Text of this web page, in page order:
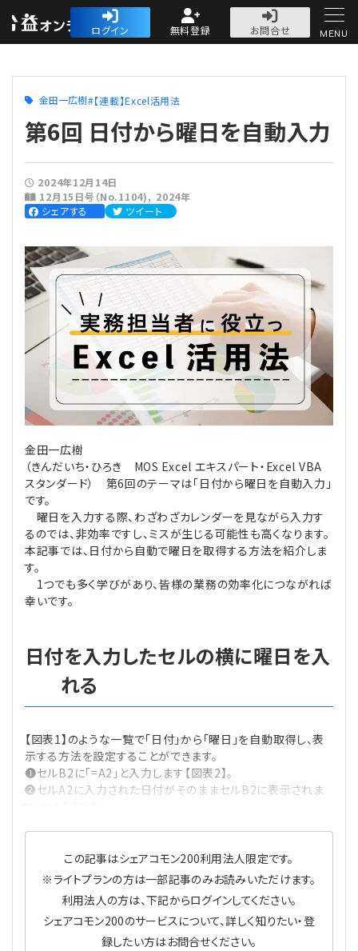
公益・一般法人オ
ログイン 無料登録
お問合せ
人気記事
法人運営
理事会
評議員会・社員総会
理事・監事
登記関連
定款関連
法改正-法人運営
会計・税務
会計・税務
定期提出書類
会計処理
税務
インボイス
電子帳簿保存法
労務
労務
労務管理
法改正-労務
法務
個人情報
法改正-法務
資産運用
IT
連載
論壇
カレンダー
NEWS・TOPIC・特報
【連載】オピニオンリーダーのnote
【連載】会計相談室
【連載】公益法人運営実務の処方箋
【連載】公益法人会計検定試験一問一答
【連載】公益法人制度のリアル
【連載】これからの時代の資産運用
【連載】採用・定着・育成のための人事戦略
【連載】事例に学ぶ立入検査で想定される指摘事項
【連載】シェアコモン200インタビュー
【連載】シェアコモン200 誌上相談室
【連載】実務と税務のポイント
【連載】事務局だよりPLUS
【連載】悩みと向き合う経営学
【連載】非営利法人AtoZei
【連載】労務管理の歩き方
無料記事
公益・一般法人オンラインとは
登録案内
専門誌一覧
お問合せ
MENU
金田一広樹 【連載】Excel活用法
第6回 日付から曜日を自動入力
2024年12月14日
12月15日号（No.1104)
2024年
シェアする
ツイート
金田一広樹
（きんだいち・ひろき MOS Excel エキスパート・Excel VBA
スタンダード） 第6回のテーマは「日付から曜日を自動入力」
です。
曜日を入力する際、わざわざカレンダーを見ながら入力す
るのでは、非効率ですし、ミスが生じる可能性も高くなります。
本記事では、日付から自動で曜日を取得する方法を紹介しま
す。
1つでも多く学びがあり、皆様の業務の効率化につながれば
幸いです。
日付を入力したセルの横に曜日を入
れる
【図表1】のような一覧で「日付」から「曜日」を自動取得し、表
示する方法を設定することができます。
❶セルB2に「=A2」と入力します【図表2】。
❷セルA2に入力された日付がそのままセルB2に表示されま
この記事はシェアコモン200利用法人限定です。
※ライトプランの方は一部記事のみお読みいただけます。
利用法人の方は、下記からログインしてください。
シェアコモン200のサービスについて、詳しく知りたい・登
録したい方はお問合せください。